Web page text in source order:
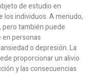
de estudio en
los individuos. A menudo,
pero también puede
personas
o depresión. La
proporcionar un alivio
y las consecuencias